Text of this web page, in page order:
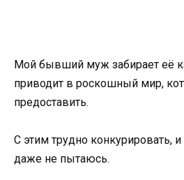
Мой бывший муж забирает её
приводит в роскошный мир,
предоставить.
С этим трудно конкурировать, и
даже не пытаюсь.